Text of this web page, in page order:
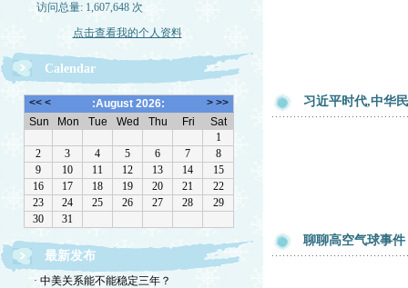
访问总量: 1,607,648 次
点击查看我的个人资料
Calendar
最新发布
· 中美关系能不能稳定三年？
习近平时代,中华
聊聊高空气球事件